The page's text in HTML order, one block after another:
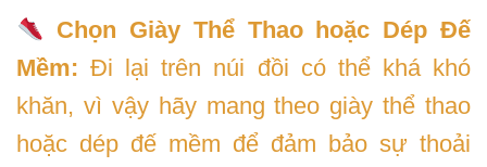
Chọn Giày Thể Thao hoặc Dép Đế
Mềm: Đi lại trên núi đồi có thể khá khó
khăn, vì vậy hãy mang theo giày thể thao
hoặc dép đế mềm để đảm bảo sự thoải